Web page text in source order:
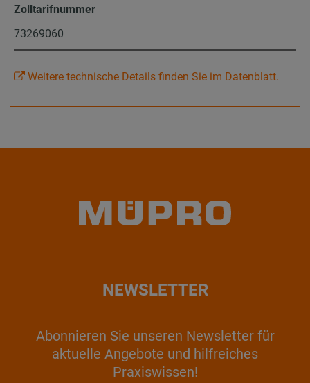
Zolltarifnummer
73269060
Weitere technische Details finden Sie im Datenblatt.
NEWSLETTER
Abonnieren Sie unseren Newsletter für
aktuelle Angebote und hilfreiches
Praxiswissen!